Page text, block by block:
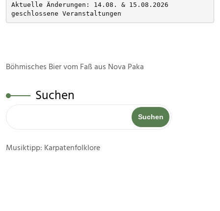
Aktuelle Änderungen: 14.08. & 15.08.2026
geschlossene Veranstaltungen
Böhmisches Bier vom Faß aus Nova Paka
Suchen
Suchen
Musiktipp: Karpatenfolklore